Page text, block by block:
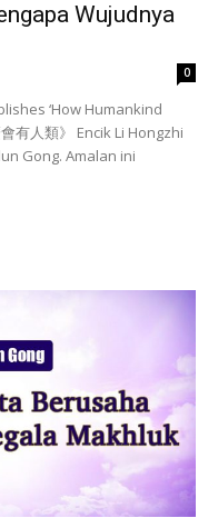
Wujudnya
0
‘How Humankind
有人類》 Encik Li Hongzhi
Gong. Amalan ini